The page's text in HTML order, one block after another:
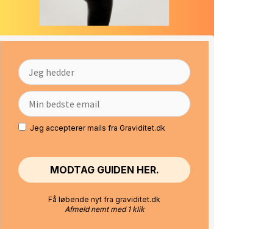
Jeg accepterer mails fra Graviditet.dk
Få løbende nyt fra graviditet.dk
Afmeld nemt med 1 klik